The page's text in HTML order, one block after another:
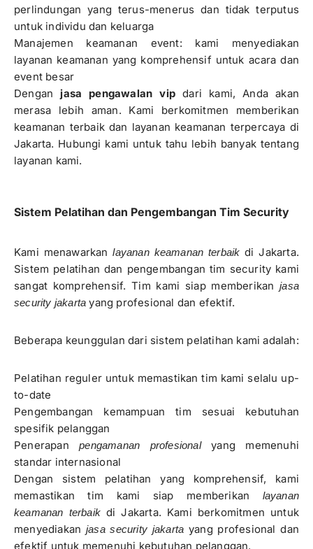
perlindungan yang terus-menerus dan tidak terputus
untuk individu dan keluarga
Manajemen keamanan event: kami menyediakan
layanan keamanan yang komprehensif untuk acara dan
event besar
Denganjasa pengawalan vip dari kami, Anda akan
merasa lebih aman. Kami berkomitmen memberikan
keamanan terbaik dan layanan keamanan terpercaya di
Jakarta. Hubungi kami untuk tahu lebih banyak tentang
layanan kami.
Sistem Pelatihan dan Pengembangan Tim Security
Kami menawarkanlayanan keamanan terbaik di Jakarta.
Sistem pelatihan dan pengembangan tim security kami
sangat komprehensif. Tim kami siap memberikanjasa
security jakarta yang profesional dan efektif.
Beberapa keunggulan dari sistem pelatihan kami adalah:
Pelatihan reguler untuk memastikan tim kami selalu up-
to-date
Pengembangan kemampuan tim sesuai kebutuhan
spesifik pelanggan
Penerapanpengamanan profesionalyang memenuhi
standar internasional
Dengan sistem pelatihan yang komprehensif, kami
memastikan tim kami siap memberikan layanan
keamanan terbaik di Jakarta. Kami berkomitmen untuk
menyediakan jasa security jakarta yang profesional dan
efektif untuk memenuhi kebutuhan pelanggan.